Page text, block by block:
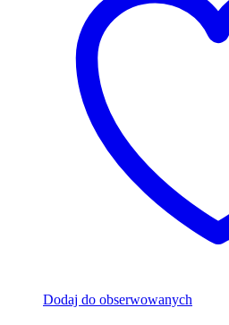
Dodaj do obserwowanych